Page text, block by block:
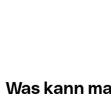
Was kann